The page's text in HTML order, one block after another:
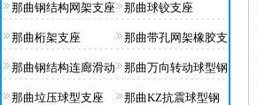
那曲钢结构网架支座 那曲球铰支座
那曲桁架支座 那曲带孔网架橡胶支
那曲钢结构连廊滑动 那曲万向转动球型钢
那曲垃压球型支座 那曲KZ抗震球型钢